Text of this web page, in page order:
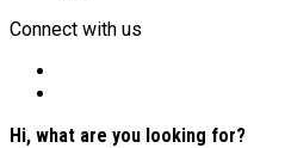
Connect with us
Hi, what are you looking for?